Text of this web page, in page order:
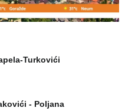
Turkovići
- Poljana